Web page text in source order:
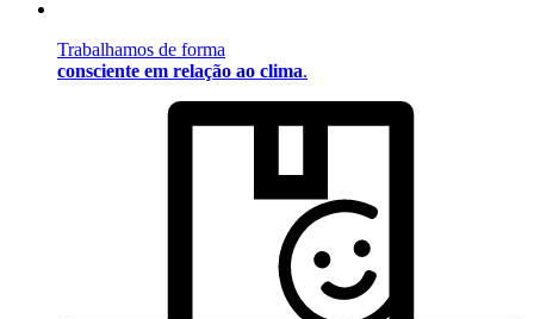
Trabalhamos de forma
consciente em relação ao clima.